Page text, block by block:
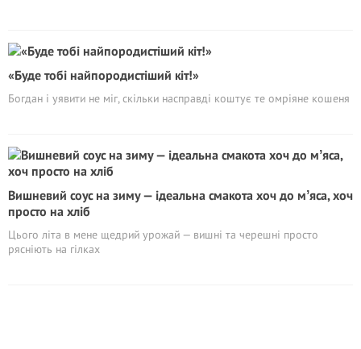
«Буде тобі найпородистіший кіт!»
Богдан і уявити не міг, скільки насправді коштує те омріяне кошеня
Вишневий соус на зиму — ідеальна смакота хоч до мʼяса, хоч
просто на хліб
Цього літа в мене щедрий урожай — вишні та черешні просто
рясніють на гілках